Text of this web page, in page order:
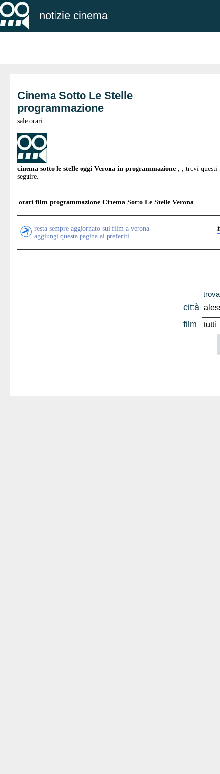
notizie cinema
Cinema Sotto Le Stelle
programmazione
sale orari
cinema sotto le stelle oggi Verona in programmazione , , trovi questi
seguire.
orari film programmazione Cinema Sotto Le Stelle Verona
resta sempre aggiornato sui film a verona
aggiungi questa pagina ai preferiti
città
film